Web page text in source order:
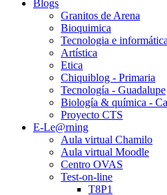
Blogs
Granitos de Arena
Bioquimica
Tecnologia e informática
Artística
Etica
Chiquiblog - Primaria
Tecnología - Guadalupe
Biología & química -
Proyecto CTS
E-Le@rning
Aula virtual Chamilo
Aula virtual Moodle
Centro OVAS
Test-on-line
T8P1